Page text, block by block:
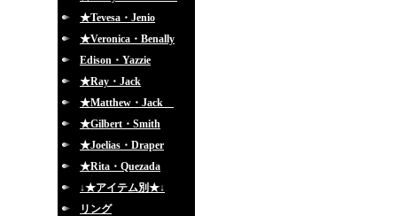
★Tevesa・Jenio
★Veronica・Benally
Edison・Yazzie
★Ray・Jack
★Matthew・Jack
★Gilbert・Smith
★Joelias・Draper
★Rita・Quezada
↓★アイテム別★↓
リング